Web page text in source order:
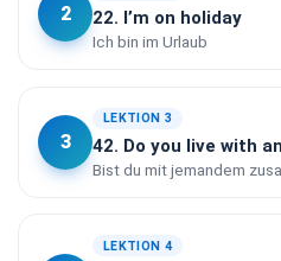
2 22. I’m on holiday
Ich bin im Urlaub
3
LEKTION 3
42. Do you live with
Bist du mit jemandem
LEKTION 4